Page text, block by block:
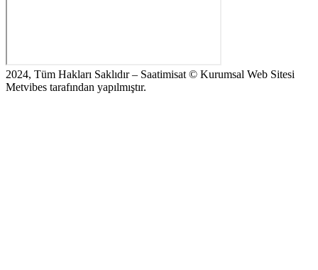
2024, Tüm Hakları Saklıdır – Saatimisat © Kurumsal Web Sitesi
Metvibes tarafından yapılmıştır.